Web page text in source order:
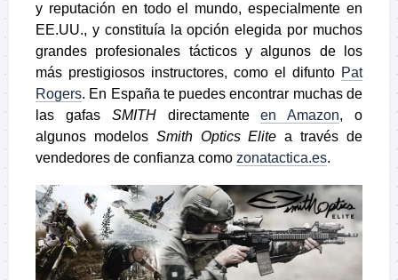
y reputación en todo el mundo, especialmente en
EE.UU., y constituía la opción elegida por muchos
grandes profesionales tácticos y algunos de los
más prestigiosos instructores, como el difunto Pat
Rogers. En España te puedes encontrar muchas de
las gafas SMITHdirectamenteen Amazon, o
algunos modelos Smith Optics Elite a través de
vendedores de confianza como zonatactica.es.